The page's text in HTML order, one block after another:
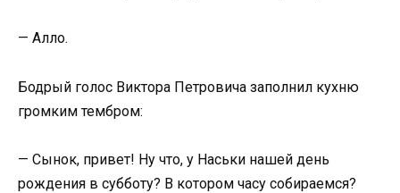
— Алло.
Бодрый голос Виктора Петровича заполнил кухню
громким тембром:
— Сынок, привет! Ну что, у Наськи нашей день
рождения в субботу? В котором часу собираемся?